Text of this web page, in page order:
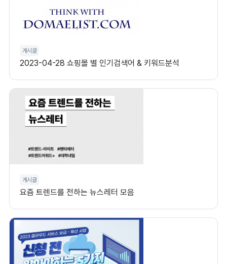
게시글
2023-04-28 쇼핑몰 별 인기검색어 & 키워드분석
게시글
요즘 트렌드를 전하는 뉴스레터 모음